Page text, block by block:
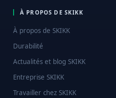
À PROPOS DE SKIKK
À propos de SKIKK
Durabilité
Actualités et blog SKIKK
Entreprise SKIKK
Travailler chez SKIKK